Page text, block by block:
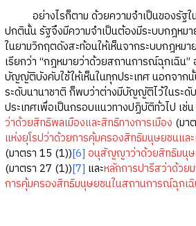
อย่างไรก็ตาม ด้วยความจำเป็นของรัฐใ
ปกตินั้น รัฐจึงมีความจำเป็นต้องมีระบบกฎหม
ในยามวิกฤตดังสะท้อนให้เห็นจากระบบกฎหม
เรียกว่า “กฎหมายว่าด้วยสถานการณ์ฉุกเฉิน”
บัญญัติบังคับใช้ให้เห็นในทุกประเทศ นอกจาก
ระดับนานาชาติ ก็พบว่าต่างมีบัญญัติไว้ในระดั
ประเทศเพื่อเป็นกรอบแนวทางปฏิบัติทั่วไป เช่น
ว่าด้วยสิทธิพลเมืองและสิทธิทางการเมือง (มา
แห่งยุโรปว่าด้วยการคุ้มครองสิทธิมนุษยชนแ
(มาตรา 15 (1))[6] อนุสัญญาว่าด้วยสิทธิมนุษ
(มาตรา 27 (1))[7] และหลักการปารีสว่าด้วย
การคุ้มครองสิทธิมนุษยชนในสถานการณ์ฉุกเ